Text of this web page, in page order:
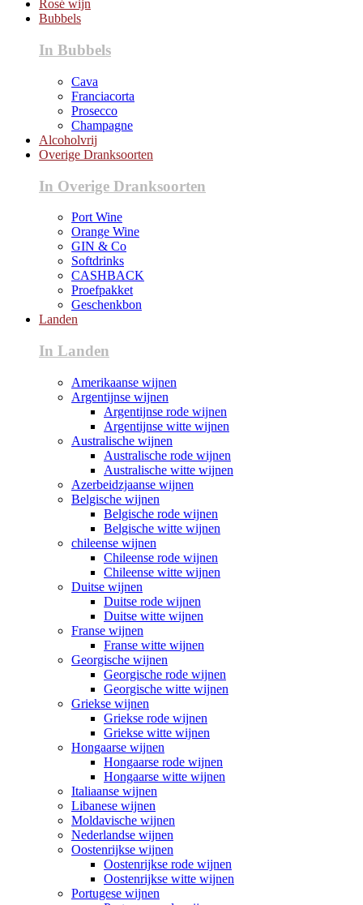
Rosé wijn
Bubbels
In Bubbels
Cava
Franciacorta
Prosecco
Champagne
Alcoholvrij
Overige Dranksoorten
In Overige Dranksoorten
Port Wine
Orange Wine
GIN & Co
Softdrinks
CASHBACK
Proefpakket
Geschenkbon
Landen
In Landen
Amerikaanse wijnen
Argentijnse wijnen
Argentijnse rode wijnen
Argentijnse witte wijnen
Australische wijnen
Australische rode wijnen
Australische witte wijnen
Azerbeidzjaanse wijnen
Belgische wijnen
Belgische rode wijnen
Belgische witte wijnen
chileense wijnen
Chileense rode wijnen
Chileense witte wijnen
Duitse wijnen
Duitse rode wijnen
Duitse witte wijnen
Franse wijnen
Franse witte wijnen
Georgische wijnen
Georgische rode wijnen
Georgische witte wijnen
Griekse wijnen
Griekse rode wijnen
Griekse witte wijnen
Hongaarse wijnen
Hongaarse rode wijnen
Hongaarse witte wijnen
Italiaanse wijnen
Libanese wijnen
Moldavische wijnen
Nederlandse wijnen
Oostenrijkse wijnen
Oostenrijkse rode wijnen
Oostenrijkse witte wijnen
Portugese wijnen